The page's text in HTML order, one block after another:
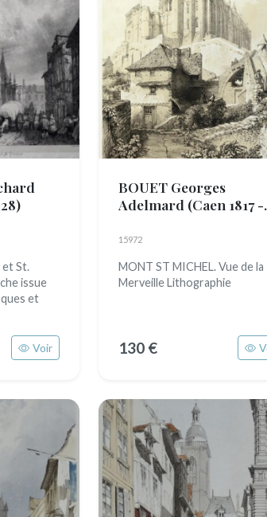
et St.
issue
et
Voir
BOUET Georges
Adelmard (Caen 1817 -
15972
MONT ST MICHEL. Vue de la
Merveille Lithographie
130 €